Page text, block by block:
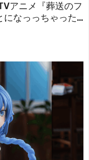
アニメ『葬送のフ
なっっちゃった